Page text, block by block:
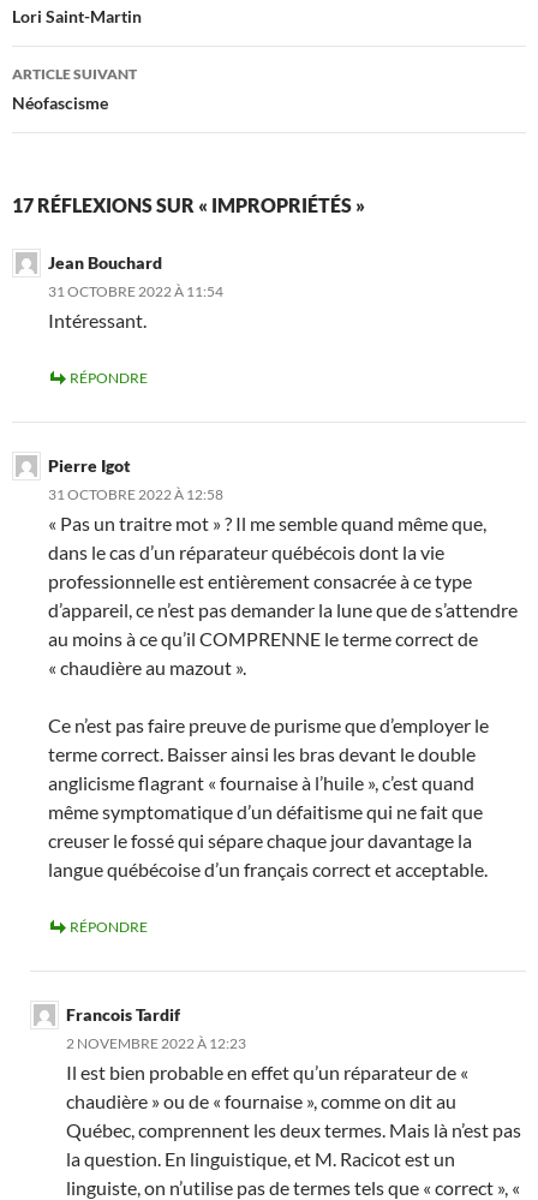
des
articles
Lori Saint-Martin
ARTICLE SUIVANT
Néofascisme
17 RÉFLEXIONS SUR « IMPROPRIÉTÉS »
Jean Bouchard
31 OCTOBRE 2022 À 11:54
Intéressant.
RÉPONDRE
Pierre Igot
31 OCTOBRE 2022 À 12:58
« Pas un traitre mot » ? Il me semble quand même que,
dans le cas d’un réparateur québécois dont la vie
professionnelle est entièrement consacrée à ce type
d’appareil, ce n’est pas demander la lune que de s’attendre
au moins à ce qu’il COMPRENNE le terme correct de
« chaudière au mazout ».
Ce n’est pas faire preuve de purisme que d’employer le
terme correct. Baisser ainsi les bras devant le double
anglicisme flagrant « fournaise à l’huile », c’est quand
même symptomatique d’un défaitisme qui ne fait que
creuser le fossé qui sépare chaque jour davantage la
langue québécoise d’un français correct et acceptable.
RÉPONDRE
Francois Tardif
2 NOVEMBRE 2022 À 12:23
Il est bien probable en effet qu’un réparateur de «
chaudière » ou de « fournaise », comme on dit au
Québec, comprennent les deux termes. Mais là n’est pas
la question. En linguistique, et M. Racicot est un
linguiste, on n’utilise pas de termes tels que « correct », «